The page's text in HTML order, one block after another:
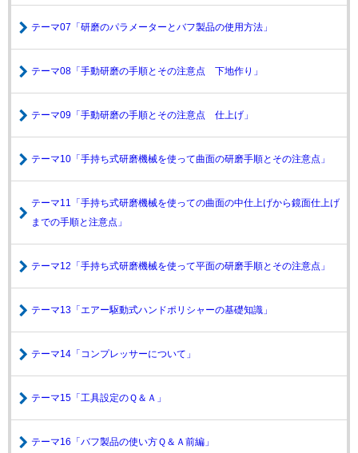
テーマ07「研磨のパラメーターとバフ製品の使用方法」
テーマ08「手動研磨の手順とその注意点 下地作り」
テーマ09「手動研磨の手順とその注意点 仕上げ」
テーマ10「手持ち式研磨機械を使って曲面の研磨手順とその注意点」
テーマ11「手持ち式研磨機械を使っての曲面の中仕上げから鏡面仕上げ
までの手順と注意点」
テーマ12「手持ち式研磨機械を使って平面の研磨手順とその注意点」
テーマ13「エアー駆動式ハンドポリシャーの基礎知識」
テーマ14「コンプレッサーについて」
テーマ15「工具設定のＱ＆Ａ」
テーマ16「バフ製品の使い方Ｑ＆Ａ前編」